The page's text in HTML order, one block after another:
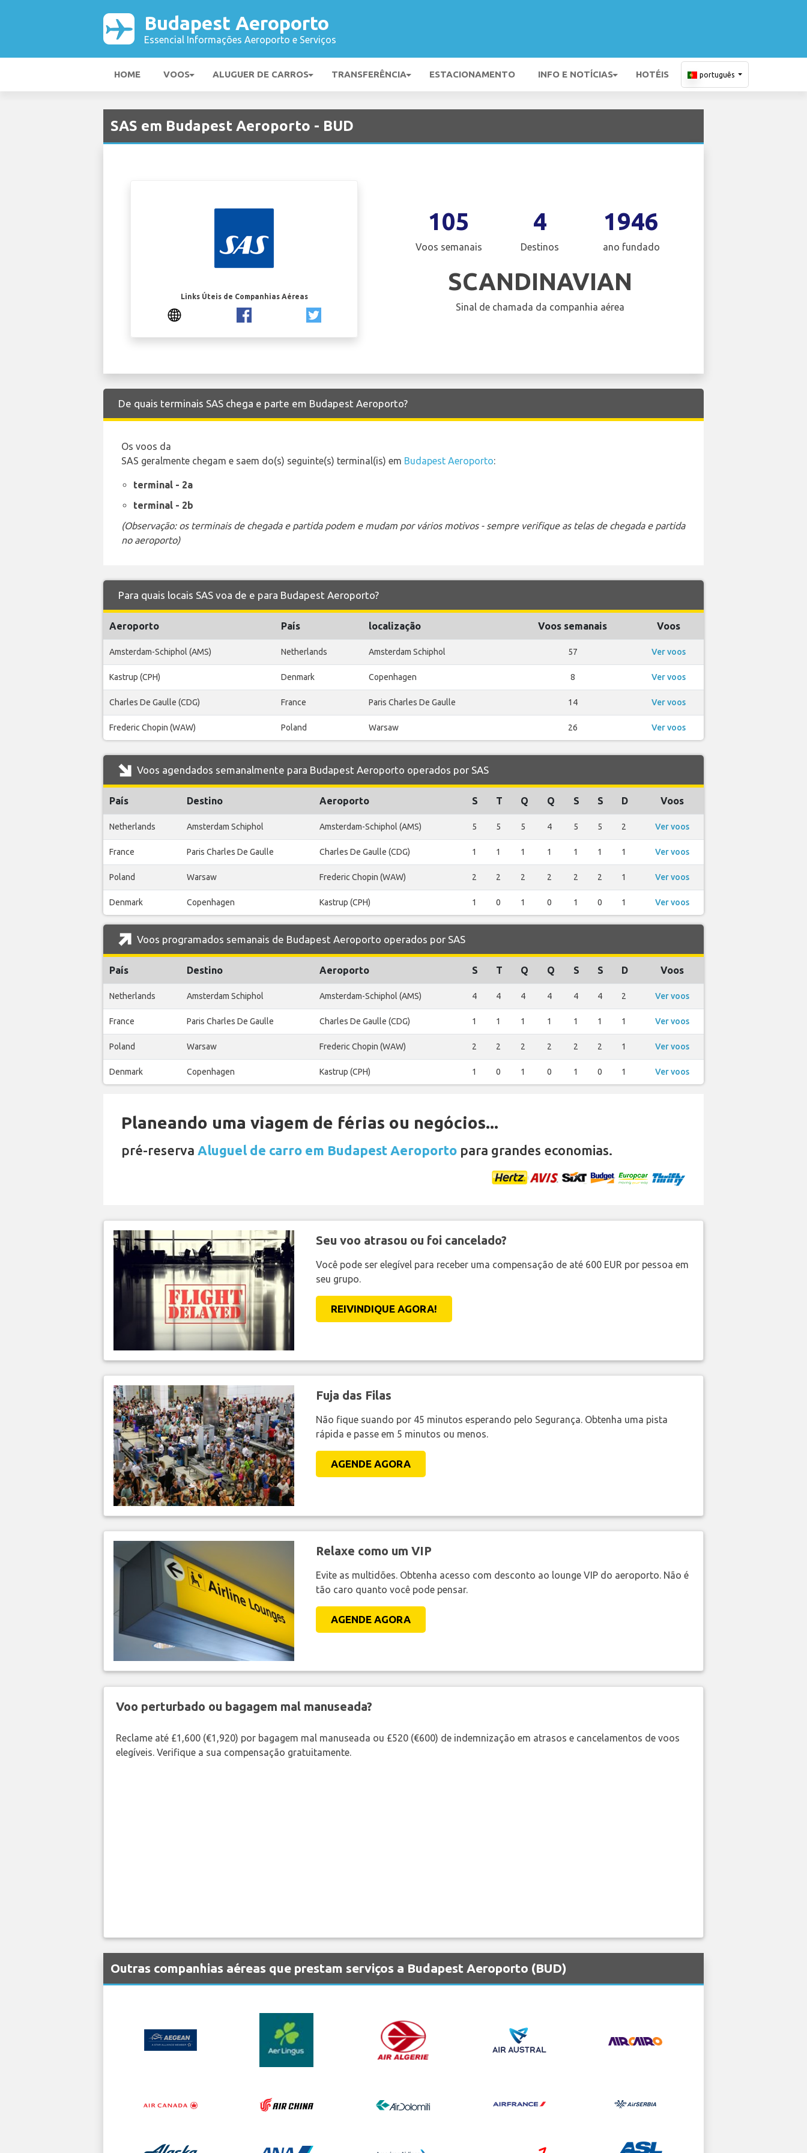
Budapest Aeroporto
Essencial Informações Aeroporto e Serviços
HOME VOOS ALUGUER DE CARROS TRANSFERÊNCIA ESTACIONAMENTO INFO E NOTÍCIAS HOTÉIS português
SAS em Budapest Aeroporto - BUD
Links Úteis de Companhias Aéreas
105
Voos semanais
4
Destinos
1946
ano fundado
SCANDINAVIAN
Sinal de chamada da companhia aérea
De quais terminais SAS chega e parte em Budapest Aeroporto?
Os voos da
SAS geralmente chegam e saem do(s) seguinte(s) terminal(is) em Budapest Aeroporto:
terminal - 2a
terminal - 2b
(Observação: os terminais de chegada e partida podem e mudam por vários motivos - sempre verifique as telas de chegada e partida
no aeroporto)
Para quais locais SAS voa de e para Budapest Aeroporto?
Aeroporto País localização Voos semanais Voos
Amsterdam-Schiphol (AMS) Netherlands Amsterdam Schiphol 57 Ver voos
Kastrup (CPH) Denmark Copenhagen 8 Ver voos
Charles De Gaulle (CDG) France Paris Charles De Gaulle 14 Ver voos
Frederic Chopin (WAW) Poland Warsaw 26 Ver voos
Voos agendados semanalmente para Budapest Aeroporto operados por SAS
País Destino Aeroporto S T Q Q S S D Voos
Netherlands Amsterdam Schiphol Amsterdam-Schiphol (AMS) 5 5 5 4 5 5 2 Ver voos
France Paris Charles De Gaulle Charles De Gaulle (CDG) 1 1 1 1 1 1 1 Ver voos
Poland Warsaw Frederic Chopin (WAW) 2 2 2 2 2 2 1 Ver voos
Denmark Copenhagen Kastrup (CPH) 1 0 1 0 1 0 1 Ver voos
Voos programados semanais de Budapest Aeroporto operados por SAS
País Destino Aeroporto S T Q Q S S D Voos
Netherlands Amsterdam Schiphol Amsterdam-Schiphol (AMS) 4 4 4 4 4 4 2 Ver voos
France Paris Charles De Gaulle Charles De Gaulle (CDG) 1 1 1 1 1 1 1 Ver voos
Poland Warsaw Frederic Chopin (WAW) 2 2 2 2 2 2 1 Ver voos
Denmark Copenhagen Kastrup (CPH) 1 0 1 0 1 0 1 Ver voos
Planeando uma viagem de férias ou negócios...
pré-reserva Aluguel de carro em Budapest Aeroporto para grandes economias.
Seu voo atrasou ou foi cancelado?
Você pode ser elegível para receber uma compensação de até 600 EUR por pessoa em
seu grupo.
REIVINDIQUE AGORA!
Fuja das Filas
Não fique suando por 45 minutos esperando pelo Segurança. Obtenha uma pista
rápida e passe em 5 minutos ou menos.
AGENDE AGORA
Relaxe como um VIP
Evite as multidões. Obtenha acesso com desconto ao lounge VIP do aeroporto. Não é
tão caro quanto você pode pensar.
AGENDE AGORA
Voo perturbado ou bagagem mal manuseada?
Reclame até £1,600 (€1,920) por bagagem mal manuseada ou £520 (€600) de indemnização em atrasos e cancelamentos de voos
elegíveis. Verifique a sua compensação gratuitamente.
Outras companhias aéreas que prestam serviços a Budapest Aeroporto (BUD)